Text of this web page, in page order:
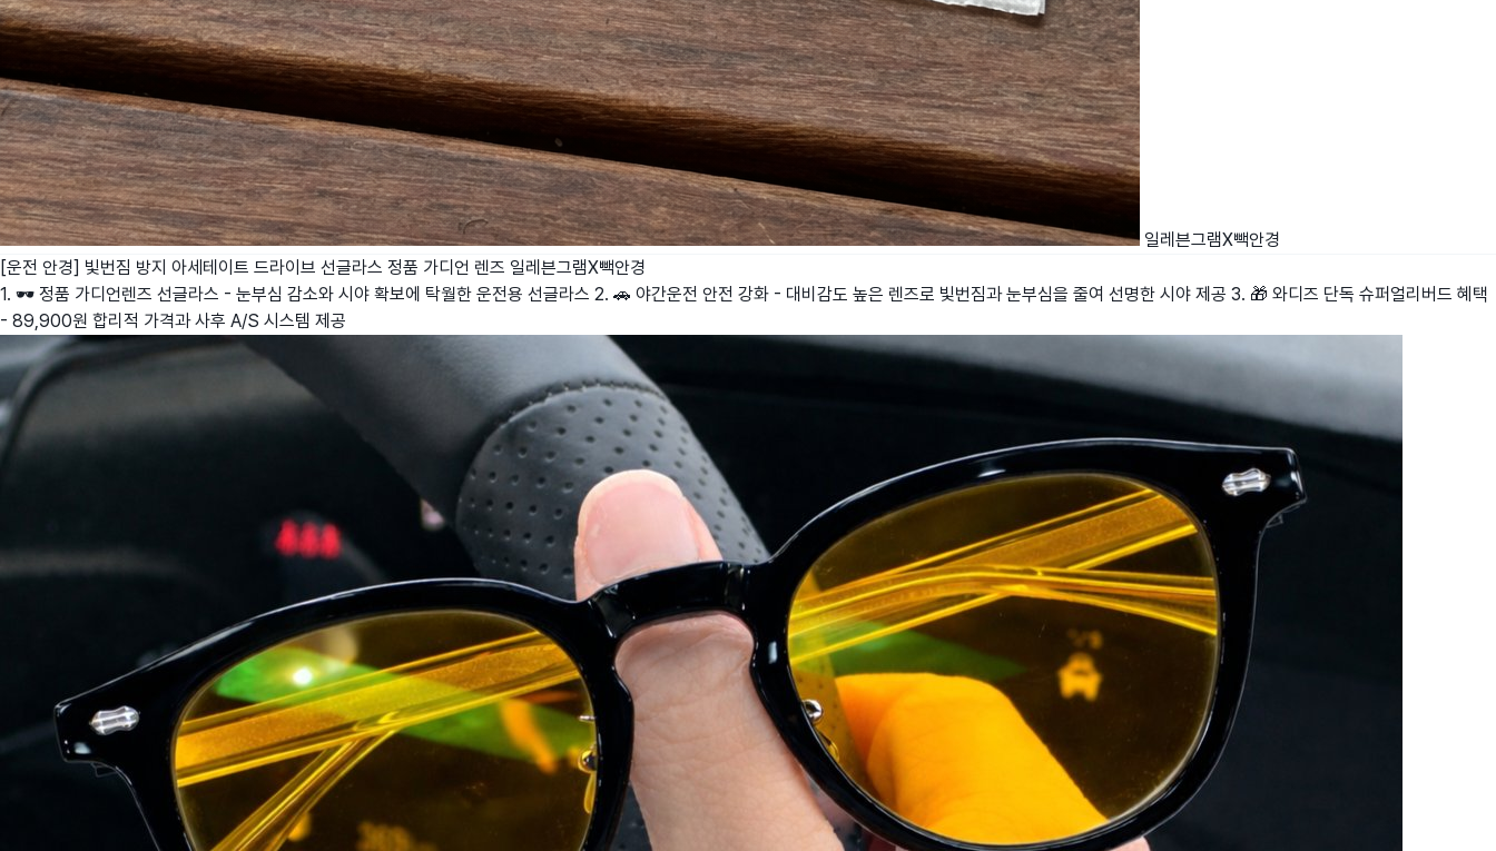
일레븐그램X빽안경
[운전 안경] 빛번짐 방지 아세테이트 드라이브 선글라스 정품 가디언 렌즈 일레븐그램X빽안경
1. 🕶️ 정품 가디언렌즈 선글라스 - 눈부심 감소와 시야 확보에 탁월한 운전용 선글라스 2. 🚗 야간운전 안전 강화 - 대비감도 높은 렌즈로 빛번짐과 눈부심을 줄여 선명한 시야 제공 3. 🎁 와디즈 단독 슈퍼얼리버드 혜택
- 89,900원 합리적 가격과 사후 A/S 시스템 제공